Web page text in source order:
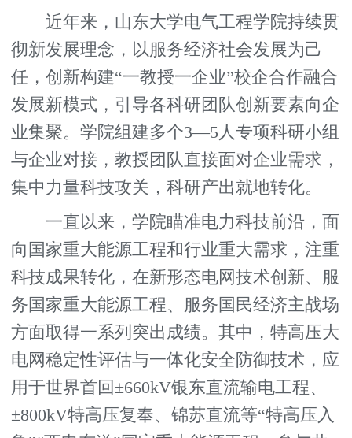
近年来，山东大学电气工程学院持续贯
彻新发展理念，以服务经济社会发展为己
任，创新构建“一教授一企业”校企合作融合
发展新模式，引导各科研团队创新要素向企
业集聚。学院组建多个3—5人专项科研小组
与企业对接，教授团队直接面对企业需求，
集中力量科技攻关，科研产出就地转化。
一直以来，学院瞄准电力科技前沿，面
向国家重大能源工程和行业重大需求，注重
科技成果转化，在新形态电网技术创新、服
务国家重大能源工程、服务国民经济主战场
方面取得一系列突出成绩。其中，特高压大
电网稳定性评估与一体化安全防御技术，应
用于世界首回±660kV银东直流输电工程、
±800kV特高压复奉、锦苏直流等“特高压入